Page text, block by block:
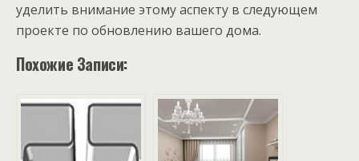
уделить внимание этому аспекту в следующем
проекте по обновлению вашего дома.
Похожие Записи: